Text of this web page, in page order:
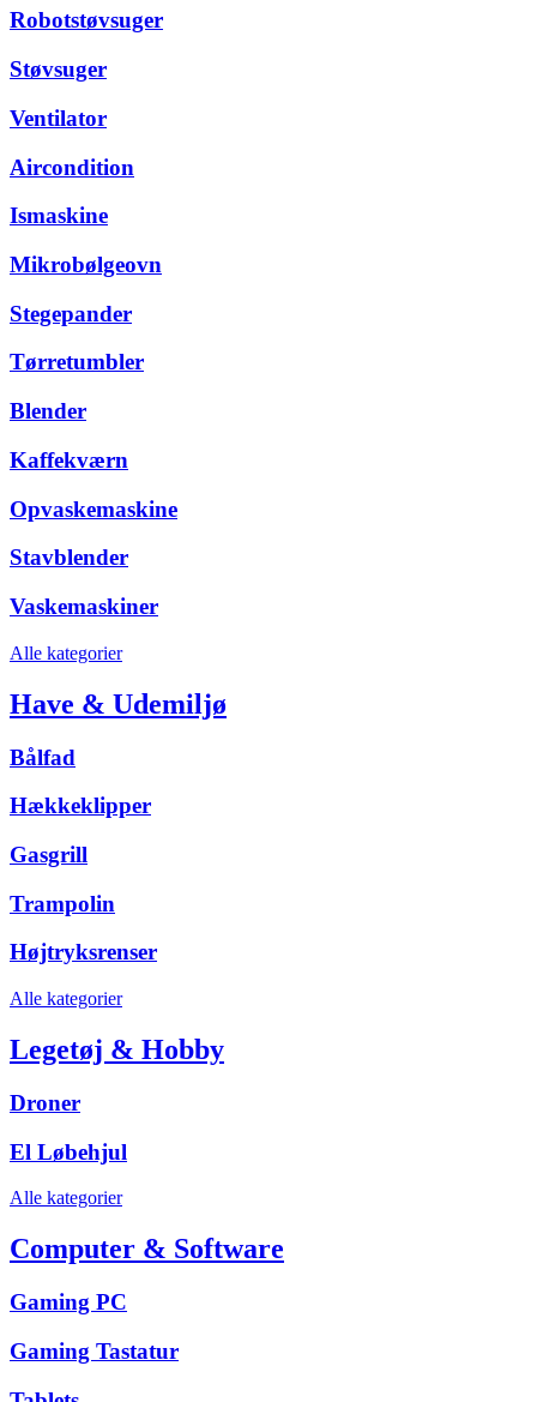
Robotstøvsuger
Støvsuger
Ventilator
Aircondition
Ismaskine
Mikrobølgeovn
Stegepander
Tørretumbler
Blender
Kaffekværn
Opvaskemaskine
Stavblender
Vaskemaskiner
Alle kategorier
Have & Udemiljø
Bålfad
Hækkeklipper
Gasgrill
Trampolin
Højtryksrenser
Alle kategorier
Legetøj & Hobby
Droner
El Løbehjul
Alle kategorier
Computer & Software
Gaming PC
Gaming Tastatur